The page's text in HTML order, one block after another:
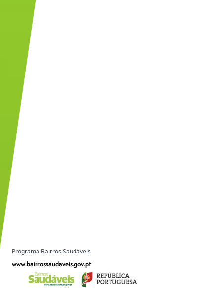
Programa Bairros Saudáveis
www.bairrossaudaveis.gov.pt